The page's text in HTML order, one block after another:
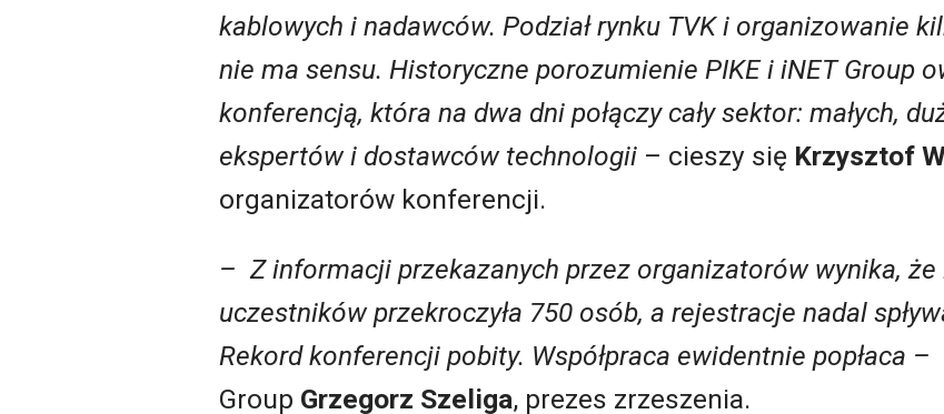
kablowych i nadawców. Podział rynku TVK i organizowanie
nie ma sensu. Historyczne porozumienie PIKE i iNET Group
konferencją, która na dwa dni połączy cały sektor: małych,
ekspertów i dostawców technologii – cieszy się Krzysztof
organizatorów konferencji.
– Z informacji przekazanych przez organizatorów wynika,
uczestników przekroczyła 750 osób, a rejestracje nadal
Rekord konferencji pobity. Współpraca ewidentnie popłaca –
Group Grzegorz Szeliga, prezes zrzeszenia.